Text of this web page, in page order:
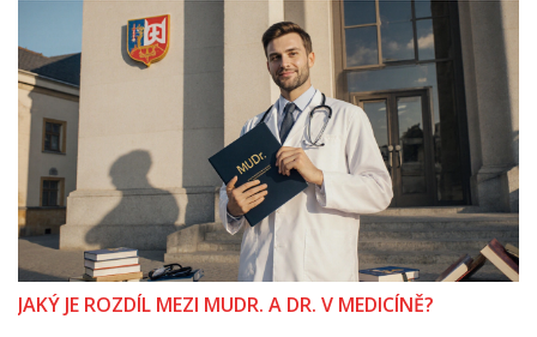
JAKÝ JE ROZDÍL MEZI MUDR. A DR. V MEDICÍNĚ?